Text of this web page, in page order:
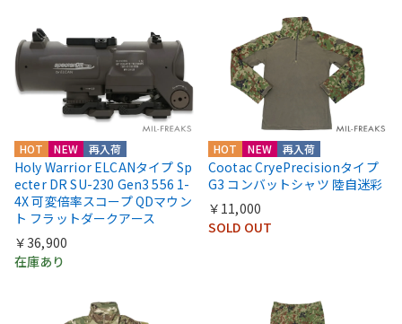
HOT NEW 再入荷
Holy Warrior ELCANタイプ Sp
ecter DR SU-230 Gen3 556 1-
4X 可変倍率スコープ QDマウン
ト フラットダークアース
￥36,900
在庫あり
HOT NEW 再入荷
Cootac CryePrecisionタイプ
G3 コンバットシャツ 陸自迷彩
￥11,000
SOLD OUT